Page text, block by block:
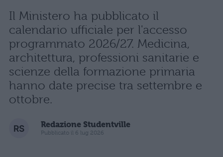
Il Ministero ha pubblicato il
calendario ufficiale per l'accesso
programmato 2026/27. Medicina,
architettura, professioni sanitarie e
scienze della formazione primaria
hanno date precise tra settembre e
ottobre.
Redazione Studentville
Pubblicato il 6 lug 2026